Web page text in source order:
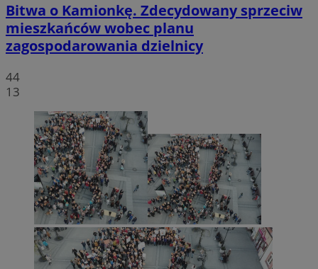
Bitwa o Kamionkę. Zdecydowany sprzeciw
mieszkańców wobec planu
zagospodarowania dzielnicy
44
13